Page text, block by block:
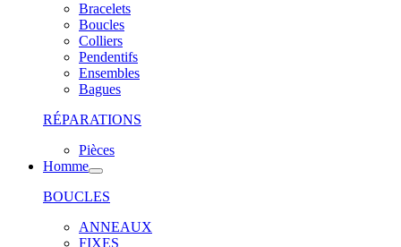
Bracelets
Boucles
Colliers
Pendentifs
Ensembles
Bagues
RÉPARATIONS
Pièces
Homme
BOUCLES
ANNEAUX
FIXES